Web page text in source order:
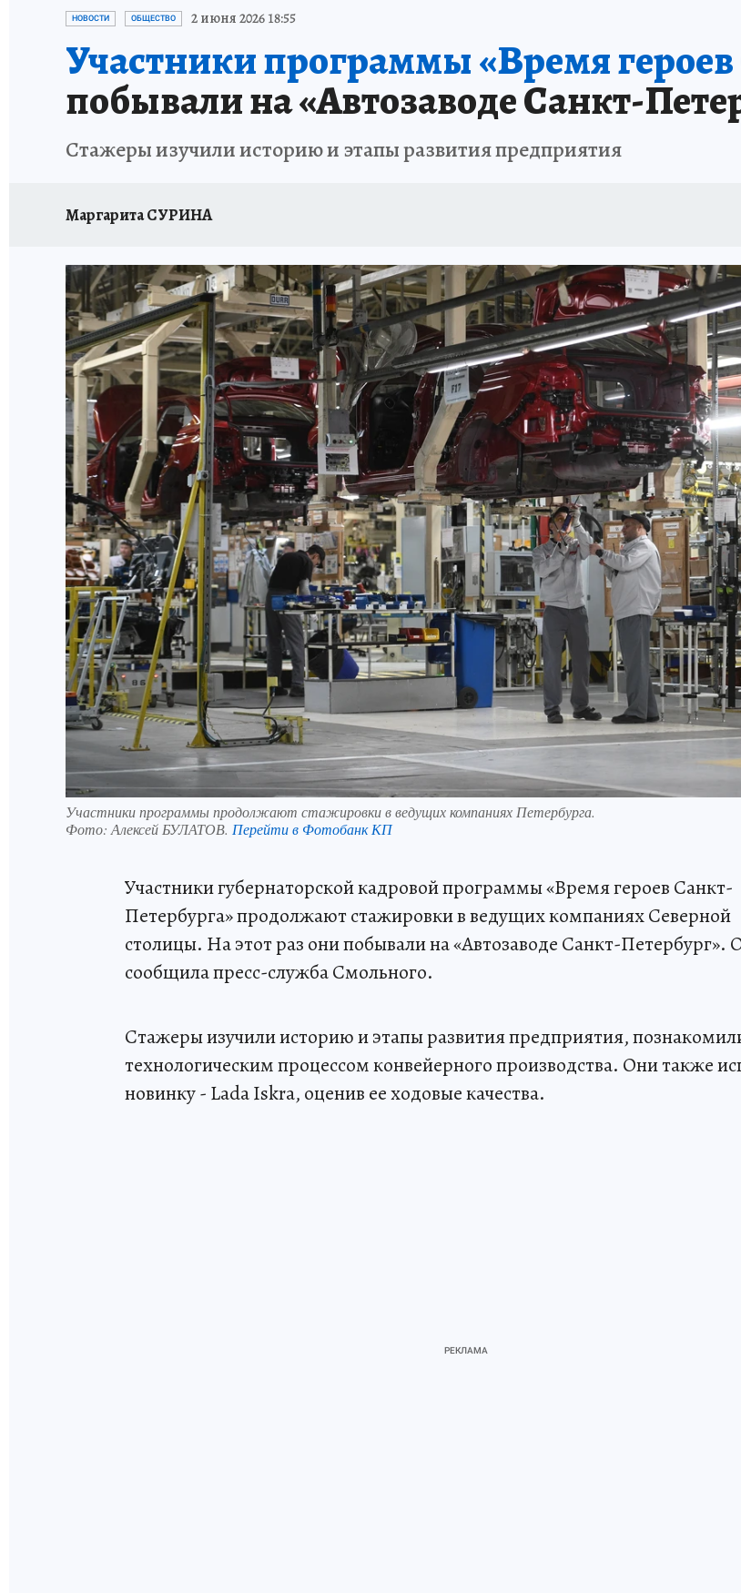
ПЕТЕРБУРГСКАЯ СТРОЙКА
НОВОСТИ ОБЩЕСТВО 2 июня 2026 18:55
Участники программы «Время
побывали на «Автозаводе Санкт-
Стажеры изучили историю и этапы развития предприятия
Маргарита СУРИНА
Участники программы продолжают стажировки в ведущих компаниях Петербурга.
Фото: Алексей БУЛАТОВ. Перейти в Фотобанк КП
Участники губернаторской кадровой программы «Время героев Санкт-
Петербурга» продолжают стажировки в ведущих компаниях Северной
столицы. На этот раз они побывали на «Автозаводе Санкт-Петербург».
сообщила пресс-служба Смольного.
Стажеры изучили историю и этапы развития предприятия,
технологическим процессом конвейерного производства. Они также
новинку - Lada Iskra, оценив ее ходовые качества.